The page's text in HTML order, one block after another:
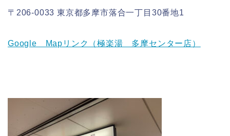
〒206-0033 東京都多摩市落合一丁目30番地1
Google Mapリンク（極楽湯 多摩センター店）